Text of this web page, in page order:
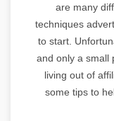
are many
techniques
to start.
and only a small
living out of
some tips to